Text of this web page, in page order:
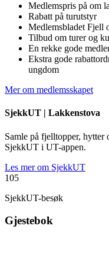
Medlemspris på om
Rabatt på turutstyr
Medlemsbladet Fjell
Tilbud om turer og
En rekke gode
Ekstra gode
ungdom
Mer om medlemsskapet
SjekkUT | Lakkenstova
Samle på fjelltopper, hytter
SjekkUT i UT-appen.
Les mer om SjekkUT
105
SjekkUT-besøk
Gjestebok